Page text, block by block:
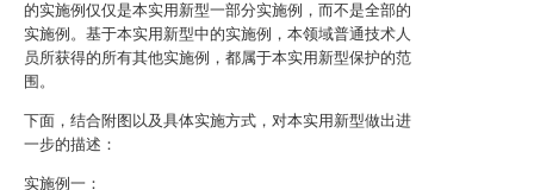
的实施例仅仅是本实用新型一部分实施例，而不是全部的
实施例。基于本实用新型中的实施例，本领域普通技术人
员所获得的所有其他实施例，都属于本实用新型保护的范
围。
下面，结合附图以及具体实施方式，对本实用新型做出进
一步的描述：
实施例一：